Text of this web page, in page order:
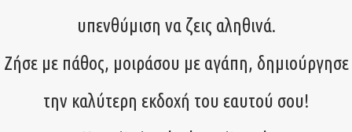
υπενθύμιση να ζεις αληθινά.
Ζήσε με πάθος, μοιράσου με αγάπη, δημιούργησε
την καλύτερη εκδοχή του εαυτού σου!